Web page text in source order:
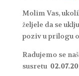
Molim Vas,
željele da se
poziv u prilogu
Radujemo se
susretu